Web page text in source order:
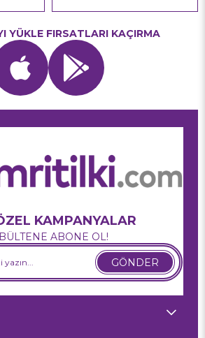
YÜKLE FIRSATLARI KAÇIRMA
KAMPANYALAR
ABONE OL!
GÖNDER